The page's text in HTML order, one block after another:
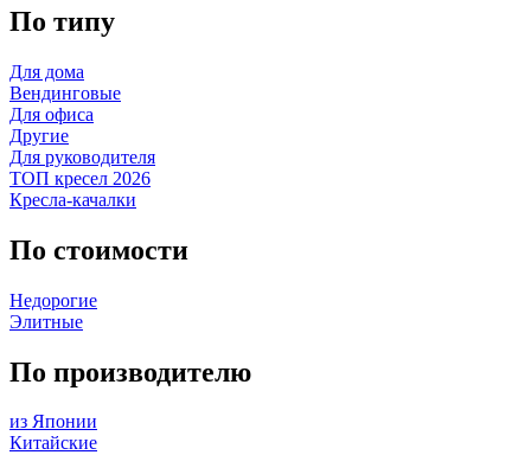
По типу
Для дома
Вендинговые
Для офиса
Другие
Для руководителя
ТОП кресел 2026
Кресла-качалки
По стоимости
Недорогие
Элитные
По производителю
из Японии
Китайские